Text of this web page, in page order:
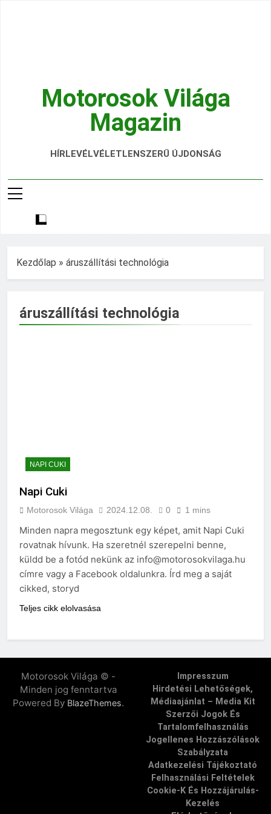
Motorosok Világa
Magazin
Hírek, Tesztek, Élmények Egy Helyen!
HÍRLEVÉLVÉLETLENSZERŰ ÚJDONSÁG
Kezdőlap » áruszállítási technológia
áruszállítási technológia
NAPI CUKI
Napi Cuki
Motorosok Világa 2024.12.08. 0 1 mins
Minden napra megosztunk egy képet, amit Napi Cuki
rovatnak hívunk. Ha szeretnél szerepelni benne,
küldd be a fotód nekünk az info@motorosokvilaga.hu
címre vagy a Facebook oldalunkra. Írd meg a saját
cikked, storyd
Teljes cikk elolvasása
Motorosok Világa © -
Minden jog fenntartva
Powered By BlazeThemes.
Impresszum
Hirdetési Lehetőségek,
Médiaajánlat – Media Kit
Szerzői Jogok És
Tartalomfelhasználás
Jogellenes Hozzászólások
Szabályzata
Adatkezelési Tájékoztató
Felhasználási Feltételek
Cookie-K És Hozzájárulás-
Kezelés